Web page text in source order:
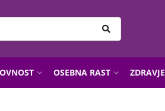
OSEBNA RAST ZDRAVJE